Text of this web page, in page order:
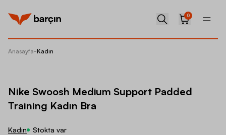
0
Anasayfa-Kadın
Nike Swoosh Medium Support Padded
Training Kadın Bra
Kadın Stokta var